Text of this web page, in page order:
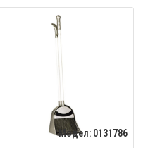
Модел: 0131786